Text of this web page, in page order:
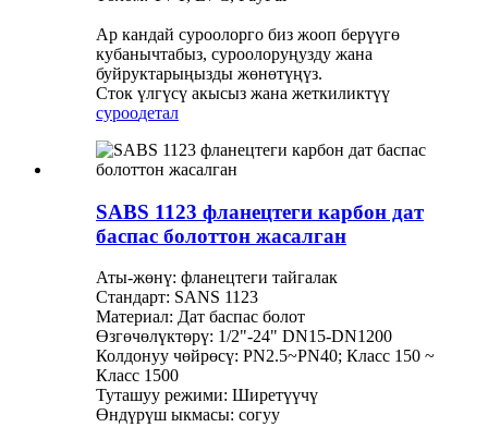
Ар кандай суроолорго биз жооп берүүгө
кубанычтабыз, суроолоруңузду жана
буйруктарыңызды жөнөтүңүз.
Сток үлгүсү акысыз жана жеткиликтүү
суроодетал
SABS 1123 фланецтеги карбон дат
баспас болоттон жасалган
Аты-жөнү: фланецтеги тайгалак
Стандарт: SANS 1123
Материал: Дат баспас болот
Өзгөчөлүктөрү: 1/2"-24" DN15-DN1200
Колдонуу чөйрөсү: PN2.5~PN40; Класс 150 ~
Класс 1500
Туташуу режими: Ширетүүчү
Өндүрүш ыкмасы: согуу